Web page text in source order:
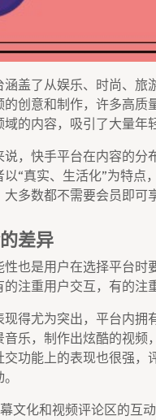
盖了从娱乐、时尚、旅
创意和制作，许多高
的内容，吸引了大量年
说，快手平台在内容的
“真实、生活化”为特
多数都不需要会员即可
差异
也是用户在选择平台
注重用户交互，有的注
得尤为突出，平台内
乐，制作出炫酷的视
交功能上的表现也很强
文化和视频评论区的互